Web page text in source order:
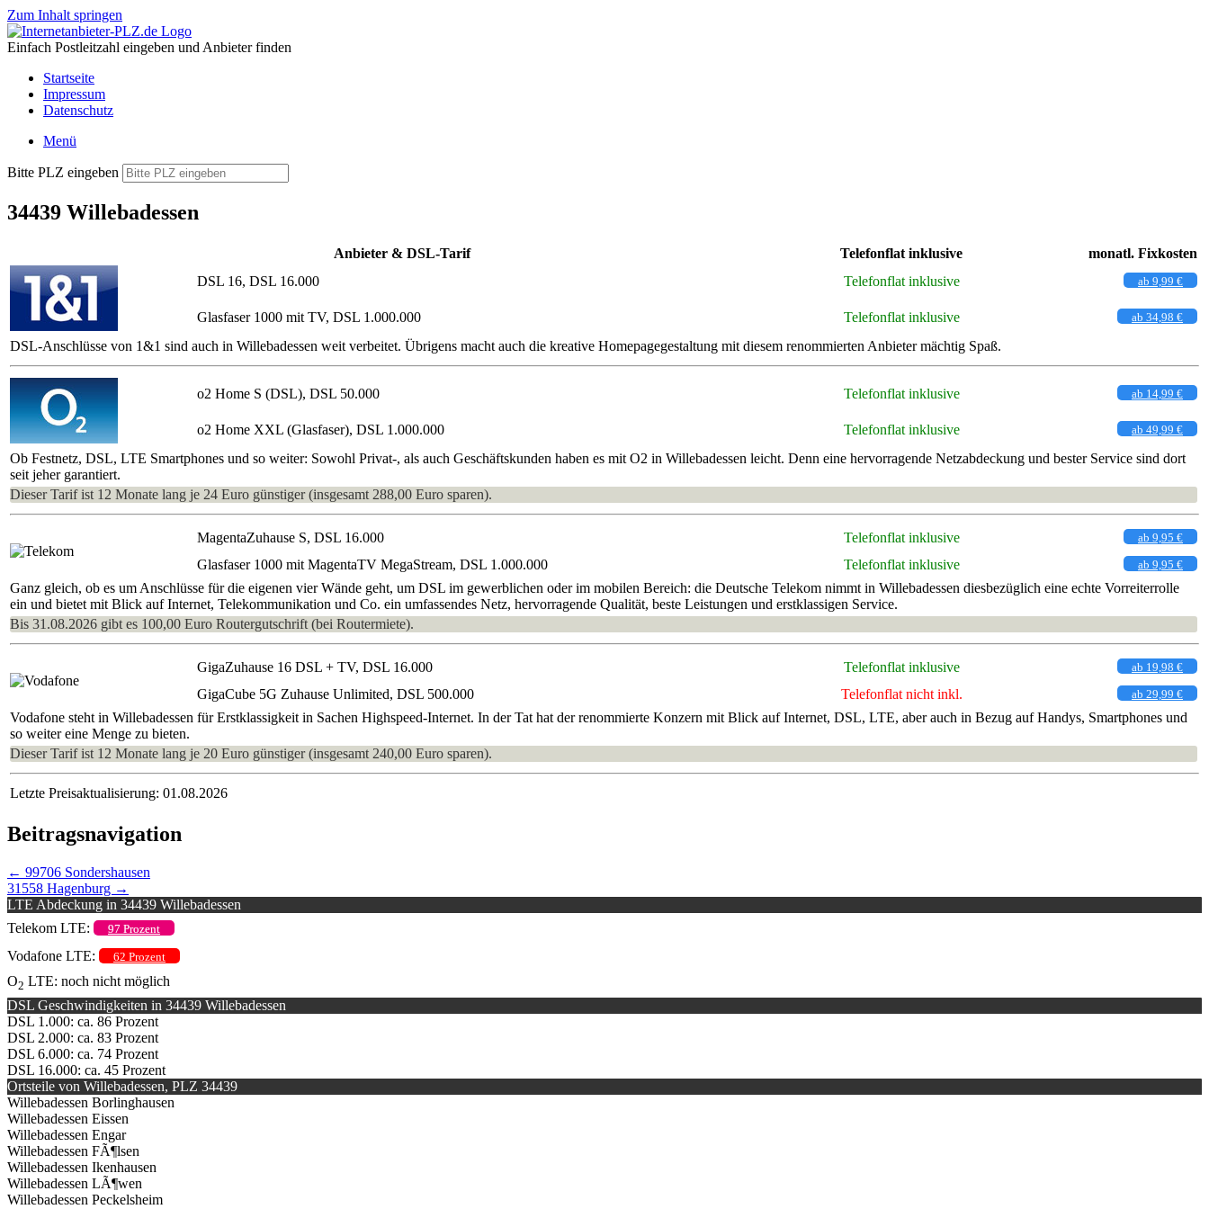
Zum Inhalt springen
Einfach Postleitzahl eingeben und Anbieter finden
Startseite
Impressum
Datenschutz
Menü
Bitte PLZ eingeben
34439 Willebadessen
Anbieter & DSL-Tarif Telefonflat inklusive
monatl. Fixkosten
DSL 16, DSL 16.000
Telefonflat inklusive ab 9,99 €
Glasfaser 1000 mit TV, DSL 1.000.000 Telefonflat inklusive ab 34,98 €
DSL-Anschlüsse von 1&1 sind auch in Willebadessen weit verbeitet. Übrigens macht auch die kreative Homepagegestaltung mit diesem renommierten Anbieter mächtig Spaß.
o2 Home S (DSL), DSL 50.000 Telefonflat inklusive ab 14,99 €
o2 Home XXL (Glasfaser), DSL 1.000.000 Telefonflat inklusive ab 49,99 €
Ob Festnetz, DSL, LTE Smartphones und so weiter: Sowohl Privat-, als auch Geschäftskunden haben es mit O2 in Willebadessen leicht. Denn eine hervorragende Netzabdeckung und bester Service sind dort
seit jeher garantiert.
Dieser Tarif ist 12 Monate lang je 24 Euro günstiger (insgesamt 288,00 Euro sparen).
MagentaZuhause S, DSL 16.000 Telefonflat inklusive ab 9,95 €
Glasfaser 1000 mit MagentaTV MegaStream, DSL 1.000.000 Telefonflat inklusive ab 9,95 €
Ganz gleich, ob es um Anschlüsse für die eigenen vier Wände geht, um DSL im gewerblichen oder im mobilen Bereich: die Deutsche Telekom nimmt in Willebadessen diesbezüglich eine echte Vorreiterrolle
ein und bietet mit Blick auf Internet, Telekommunikation und Co. ein umfassendes Netz, hervorragende Qualität, beste Leistungen und erstklassigen Service.
Bis 31.08.2026 gibt es 100,00 Euro Routergutschrift (bei Routermiete).
GigaZuhause 16 DSL + TV, DSL 16.000 Telefonflat inklusive ab 19,98 €
GigaCube 5G Zuhause Unlimited, DSL 500.000 Telefonflat nicht inkl. ab 29,99 €
Vodafone steht in Willebadessen für Erstklassigkeit in Sachen Highspeed-Internet. In der Tat hat der renommierte Konzern mit Blick auf Internet, DSL, LTE, aber auch in Bezug auf Handys, Smartphones und
so weiter eine Menge zu bieten.
Dieser Tarif ist 12 Monate lang je 20 Euro günstiger (insgesamt 240,00 Euro sparen).
Letzte Preisaktualisierung: 01.08.2026
Beitragsnavigation
← 99706 Sondershausen
31558 Hagenburg →
LTE Abdeckung in 34439 Willebadessen
Telekom LTE:
97 Prozent
Vodafone LTE: 62 Prozent
O2 LTE: noch nicht möglich
DSL Geschwindigkeiten in 34439 Willebadessen
DSL 1.000: ca. 86 Prozent
DSL 2.000: ca. 83 Prozent
DSL 6.000: ca. 74 Prozent
DSL 16.000: ca. 45 Prozent
Ortsteile von Willebadessen, PLZ 34439
Willebadessen Borlinghausen
Willebadessen Eissen
Willebadessen Engar
Willebadessen FÃ¶lsen
Willebadessen Ikenhausen
Willebadessen LÃ¶wen
Willebadessen Peckelsheim